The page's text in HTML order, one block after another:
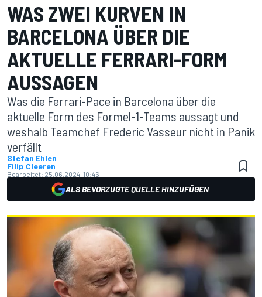
WAS ZWEI KURVEN IN
BARCELONA ÜBER DIE
AKTUELLE FERRARI-FORM
AUSSAGEN
Was die Ferrari-Pace in Barcelona über die
aktuelle Form des Formel-1-Teams aussagt und
weshalb Teamchef Frederic Vasseur nicht in Panik
verfällt
Stefan Ehlen
Filip Cleeren
Bearbeitet: 25.06.2024, 10:46
ALS BEVORZUGTE QUELLE HINZUFÜGEN